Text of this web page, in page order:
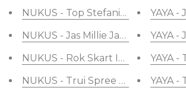
NUKUS - Top Stefania Singlet
NUKUS - Jas Millie Jacket Light
NUKUS - Rok Skart Ivory
NUKUS - Trui Spree Sweater
YAYA
YAYA
YAYA
YAYA